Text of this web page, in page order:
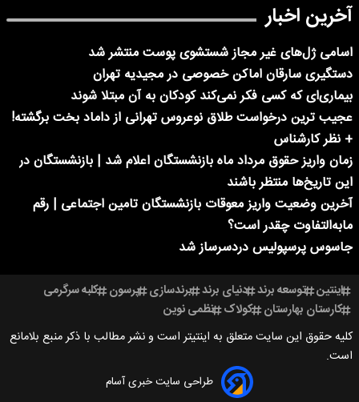
آخرین اخبار
اسامی ژل‌های غیر مجاز شستشوی پوست منتشر شد
دستگیری سارقان اماکن خصوصی در مجیدیه تهران
بیماری‌ای که کسی فکر نمی‌کند کودکان به آن مبتلا شوند
عجیب ترین درخواست طلاق نوعروس تهرانی از داماد بخت برگشته!
+ نظر کارشناس
زمان واریز حقوق مرداد ماه بازنشستگان اعلام شد | بازنشستگان در
این تاریخ‌ها منتظر باشند
آخرین وضعیت واریز معوقات بازنشستگان تامین اجتماعی | رقم
مابه‌التفاوت چقدر است؟
جاسوس پرسپولیس دردسرساز شد
اینتین توسعه برند دنیای برند برندسازی پرسون کلبه سرگرمی
کارستان بهارستان کولاک نظمی نوین
کلیه حقوق این سایت متعلق به اینتیتر است و نشر مطالب با ذکر منبع بلامانع
است.
طراحی سایت خبری آسام